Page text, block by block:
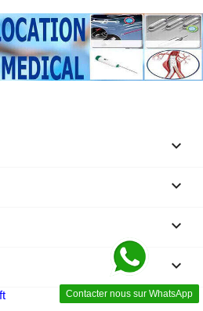



Contacter nous sur WhatsApp
keyboard_arrow_down